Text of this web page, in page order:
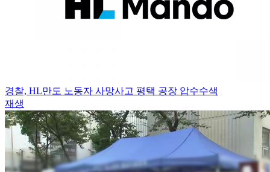
경찰, HL만도 노동자 사망사고 평택 공장 압수수색
재생